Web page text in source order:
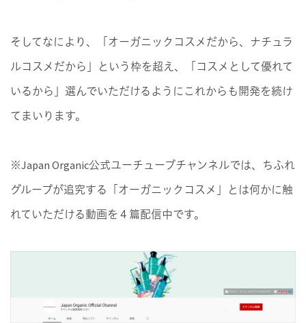
そしてなにより、「オーガニックコスメだから、ナチュラ
ルコスメだから」という枠を超え、「コスメとして優れて
いるから」選んでいただけるようにこれからも開発を続け
てまいります。
※Japan Organic公式ユーチューブチャンネルでは、ちふれ
グループが追究する「オーガニックコスメ」とは何かに触
れていただける動画を４篇配信中です。